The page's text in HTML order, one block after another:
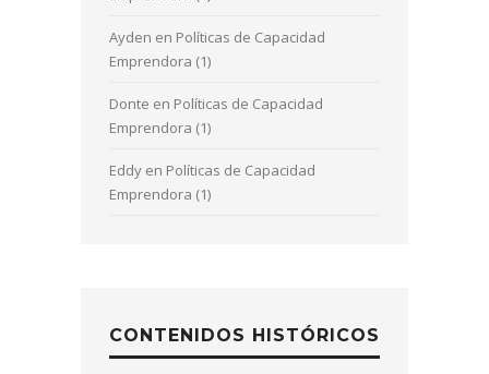
Ayden en Políticas de Capacidad
Emprendora (1)
Donte en Políticas de Capacidad
Emprendora (1)
Eddy en Políticas de Capacidad
Emprendora (1)
CONTENIDOS HISTÓRICOS